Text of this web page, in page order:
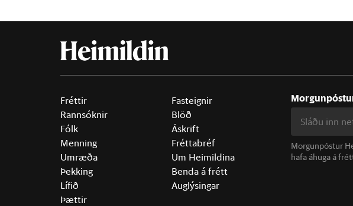
Fréttir
Rannsóknir
Fólk
Menning
Umræða
Þekking
Lífið
Þættir
Fasteignir
Blöð
Áskrift
Fréttabréf
Um Heimildina
Benda á frétt
Auglýsingar
Morgunpóstur
hafa áhuga á